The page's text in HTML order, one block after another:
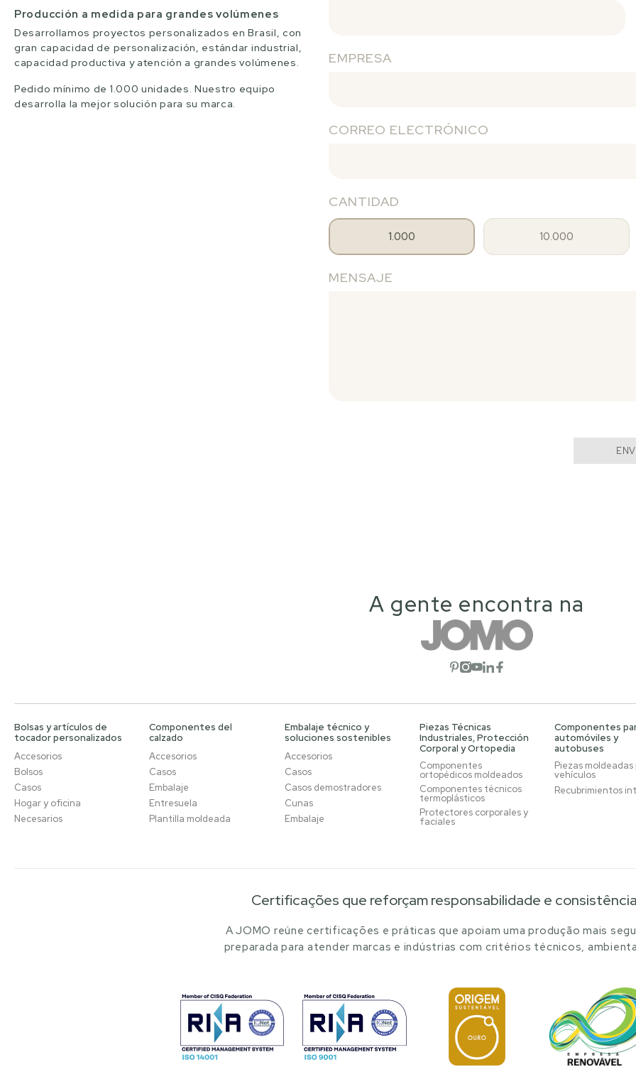
Producción a medida para grandes volúmenes
Desarrollamos proyectos personalizados en Brasil, con
gran capacidad de personalización, estándar industrial,
capacidad productiva y atención a grandes volúmenes.
Pedido mínimo de 1.000 unidades. Nuestro equipo
desarrolla la mejor solución para su marca.
EMPRESA
CORREO ELECTRÓNICO
CANTIDAD
1.000 10.000
MENSAJE
A gente encontra na
Abrir red social
Abrir red social
Abrir red social
Abrir red social
Abrir red social
Bolsas y artículos de
tocador personalizados
Accesorios
Bolsos
Casos
Hogar y oficina
Necesarios
Componentes del
calzado
Accesorios
Casos
Embalaje
Entresuela
Plantilla moldeada
Embalaje técnico y
soluciones sostenibles
Accesorios
Casos
Casos demostradores
Cunas
Embalaje
Piezas Técnicas
Industriales, Protección
Corporal y Ortopedia
Componentes
ortopédicos moldeados
Componentes técnicos
termoplásticos
Protectores corporales y
faciales
Componentes
automóviles y
autobuses
Piezas moldeadas
vehículos
Recubrimientos
Certificações que reforçam responsabilidade e
A JOMO reúne certificações e práticas que apoiam uma produção mais
preparada para atender marcas e indústrias com critérios técnicos,